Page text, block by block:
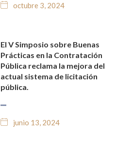
octubre 3, 2024
NOTICIAS Y BLOG JURÍDICO
El V Simposio sobre Buenas
Prácticas en la Contratación
Pública reclama la mejora del
actual sistema de licitación
pública.
junio 13, 2024